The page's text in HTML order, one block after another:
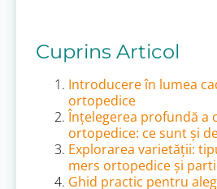
Cuprins Articol
Introducere în lumea
ortopedice
Înțelegerea profundă a
ortopedice: ce sunt și
Explorarea varietății:
mers ortopedice și
Ghid practic pentru